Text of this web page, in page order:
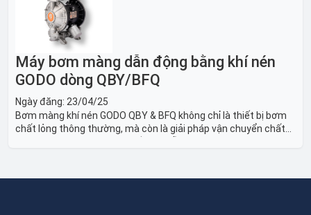
Máy bơm màng dẫn động bằng khí nén
GODO dòng QBY/BFQ
Ngày đăng: 23/04/25
Bơm màng khí nén GODO QBY & BFQ không chỉ là thiết bị bơm
chất lỏng thông thường, mà còn là giải pháp vận chuyển chất